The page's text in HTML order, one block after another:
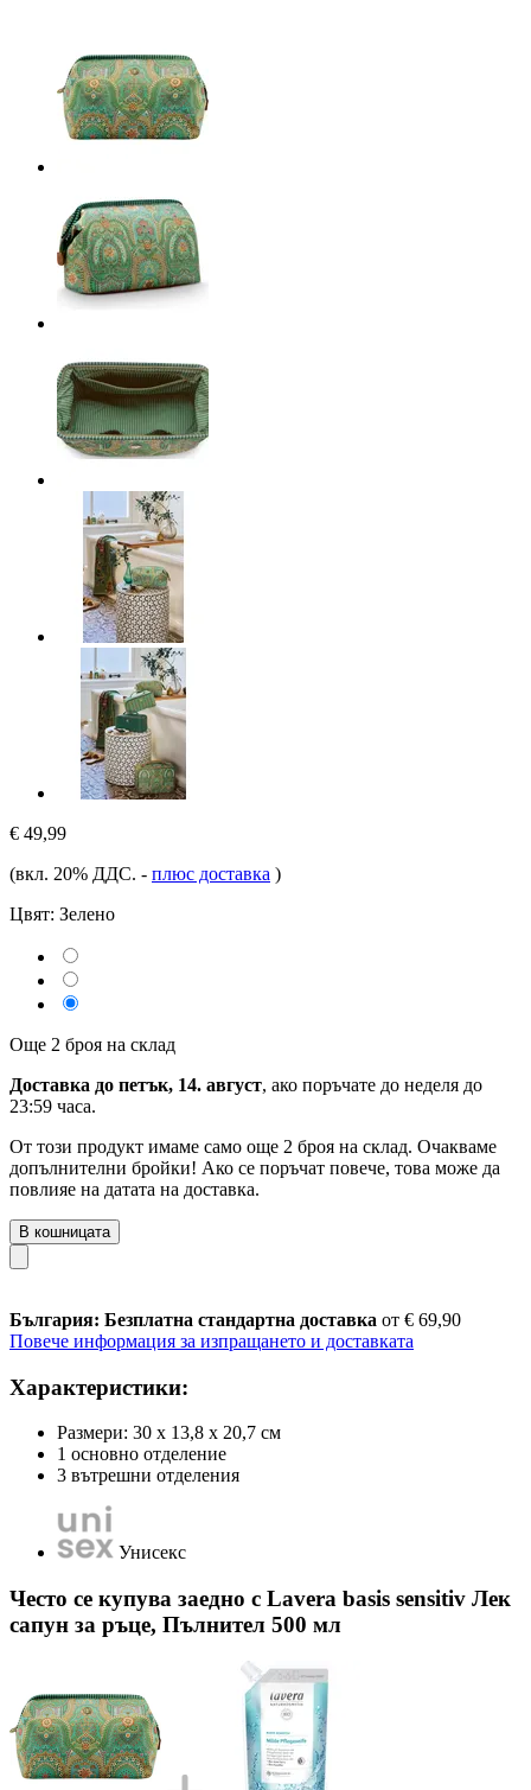
€ 49,99
(вкл. 20% ДДС. - плюс доставка )
Цвят: Зелено
Още 2 броя на склад
Доставка до петък, 14. август, ако поръчате до неделя до
23:59 часа.
От този продукт имаме само още 2 броя на склад. Очакваме
допълнителни бройки! Ако се поръчат повече, това може да
повлияе на датата на доставка.
В кошницата
България: Безплатна стандартна доставка от € 69,90
Повече информация за изпращането и доставката
Характеристики:
Размери: 30 x 13,8 x 20,7 см
1 основно отделение
3 вътрешни отделения
Унисекс
Често се купува заедно с Lavera basis sensitiv Лек
сапун за ръце, Пълнител 500 мл